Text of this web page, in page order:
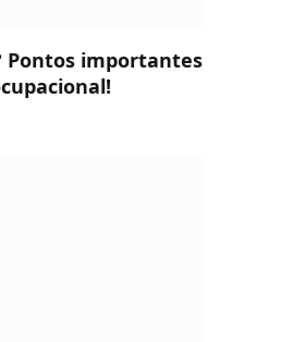
Pontos importantes